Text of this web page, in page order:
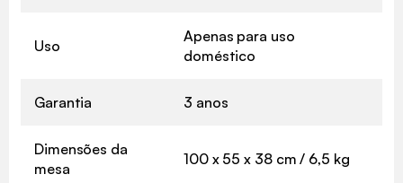
Uso
Apenas para uso
doméstico
Garantia 3 anos
Dimensões da
mesa
100 x 55 x 38 cm / 6,5 kg